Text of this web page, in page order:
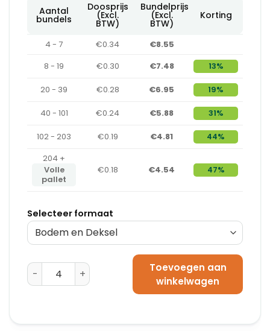
Aantal
bundels
Doosprijs
(Excl.
BTW)
Bundelprijs
(Excl.
BTW)
Korting
4 - 7 €0.34
€8.55
8 - 19
€0.30 €7.48 13%
20 - 39 €0.28 €6.95 19%
40 - 101 €0.24 €5.88 31%
102 - 203 €0.19 €4.81
44%
204 +
Volle
pallet
€0.18 €4.54 47%
Selecteer formaat
Paraatdozen Bodem - Grijs (305 x 215 x 50 mm)
Toevoegen aan
winkelwagen